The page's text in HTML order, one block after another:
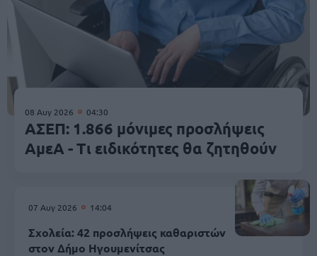
08 Αυγ 2026 04:30
ΑΣΕΠ: 1.866 μόνιμες προσλήψεις
ΑμεΑ - Τι ειδικότητες θα ζητηθούν
07 Αυγ 2026 14:04
Σχολεία: 42 προσλήψεις καθαριστών
στον Δήμο Ηγουμενίτσας